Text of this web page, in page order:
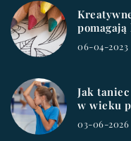
06-04-2023
Jak
w wieku
03-06-2026